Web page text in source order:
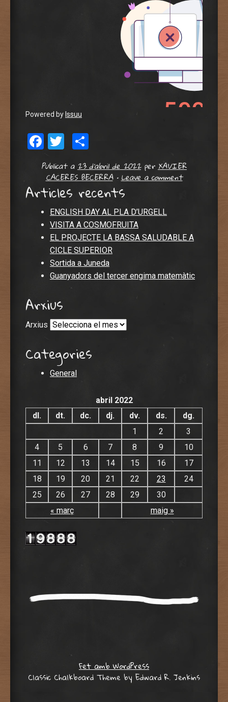
Powered by Issuu
Facebook
Twitter
Publicat a23 d'abril de 2022perXAVIER
CACERES BECERRA •Leave a comment
Articles recents
ENGLISH DAY AL PLA D’URGELL
VISITA A COSMOFRUITA
EL PROJECTE LA BASSA SALUDABLE A
CICLE SUPERIOR
Sortida a Juneda
Guanyadors del tercer engima matemàtic
Arxius
Arxius
Categories
General
abril 2022
dl.
dt. dc. dj. dv. ds. dg.
« març maig »
1 2
3
4
5 6 7 8 9
10
11
12 13 14 15 16
17
18
19 20 21 22 23
24
25
26 27 28 29 30
Fet amb WordPress
Classic Chalkboard Theme by Edward R. Jenkins